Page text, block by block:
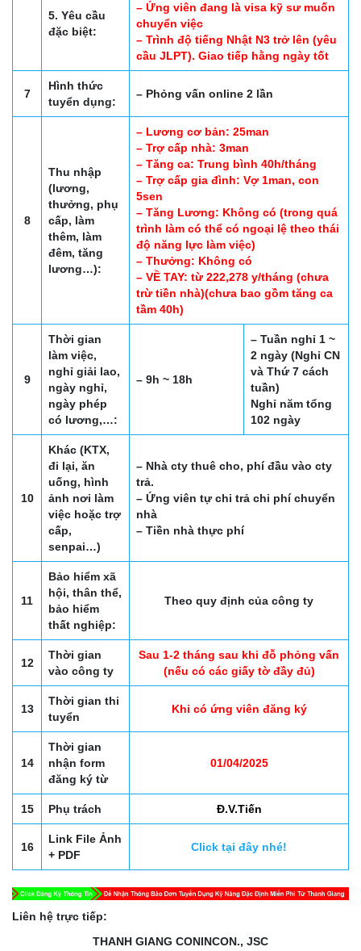
5. Yêu cầu
đặc biệt:
– Ứng viên đang là visa kỹ sư muốn
chuyển việc
– Trình độ tiếng Nhật N3 trở lên (yêu
cầu JLPT). Giao tiếp hằng ngày tốt
7
Hình thức
tuyển dụng:
– Phỏng vấn online 2 lần
8
Thu nhập
(lương,
thưởng, phụ
cấp, làm
thêm, làm
đêm, tăng
lương…):
– Lương cơ bản: 25man
– Trợ cấp nhà: 3man
– Tăng ca: Trung bình 40h/tháng
– Trợ cấp gia đình: Vợ 1man, con
5sen
– Tăng Lương: Không có (trong quá
trình làm có thể có ngoại lệ theo thái
độ năng lực làm việc)
– Thưởng: Không có
– VỀ TAY: từ 222,278 y/tháng (chưa
trừ tiền nhà)(chưa bao gồm tăng ca
tầm 40h)
9
Thời gian
làm việc,
nghỉ giải lao,
ngày nghỉ,
ngày phép
có lương,…:
– 9h ~ 18h
– Tuần nghỉ 1 ~
2 ngày (Nghỉ CN
và Thứ 7 cách
tuần)
Nghỉ năm tổng
102 ngày
10
Khác (KTX,
đi lại, ăn
uống, hình
ảnh nơi làm
việc hoặc trợ
cấp,
senpai…)
– Nhà cty thuê cho, phí đầu vào cty
trả.
– Ứng viên tự chi trả chi phí chuyển
nhà
– Tiền nhà thực phí
11
Bảo hiểm xã
hội, thân thể,
bảo hiểm
thất nghiệp:
Theo quy định của công ty
12
Thời gian
vào công ty
Sau 1-2 tháng sau khi đỗ phỏng vấn
(nếu có các giấy tờ đầy đủ)
13
Thời gian thi
tuyển
Khi có ứng viên đăng ký
14
Thời gian
nhận form
đăng ký từ
01/04/2025
15 Phụ trách Đ.V.Tiến
16
Link File Ảnh
+ PDF
Click tại đây nhé!
Liên hệ trực tiếp:
THANH GIANG CONINCON., JSC